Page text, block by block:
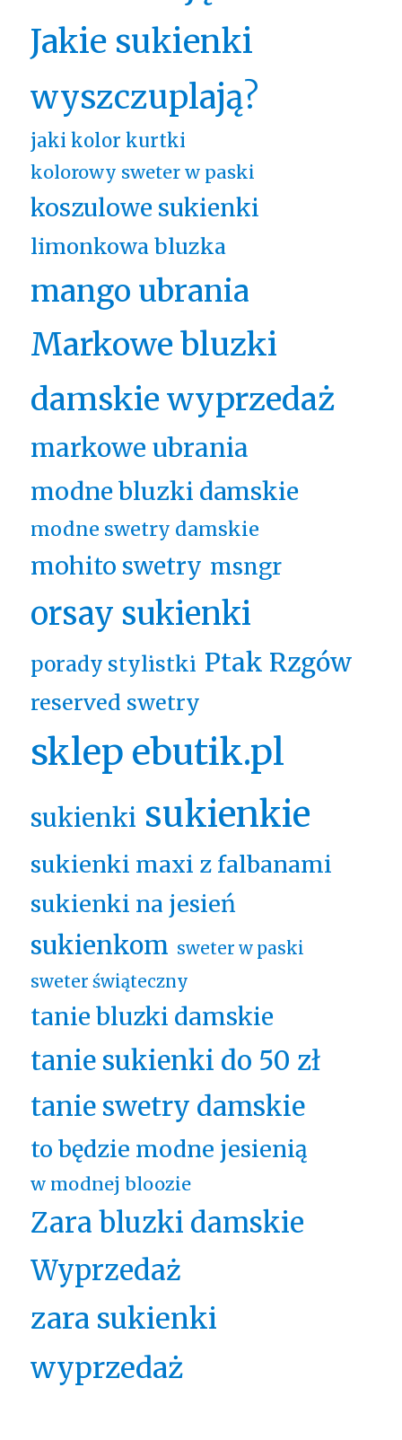
Jakie sukienki
wyszczuplają?
jaki kolor kurtki
kolorowy sweter w paski
koszulowe sukienki
limonkowa bluzka
mango ubrania
Markowe bluzki
damskie wyprzedaż
markowe ubrania
modne bluzki damskie
modne swetry damskie
mohito swetry msngr
orsay sukienki
porady stylistki Ptak Rzgów
reserved swetry
sklep ebutik.pl
sukienki sukienkie
sukienki maxi z falbanami
sukienki na jesień
sukienkom sweter w paski
sweter świąteczny
tanie bluzki damskie
tanie sukienki do 50 zł
tanie swetry damskie
to będzie modne jesienią
w modnej bloozie
Zara bluzki damskie
Wyprzedaż
zara sukienki
wyprzedaż